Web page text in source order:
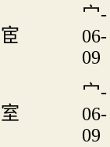
宦
宀-
06-
09
室
宀-
06-
09